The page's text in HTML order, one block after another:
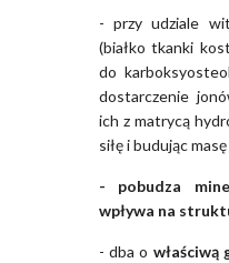
- przy udziale
(białko tkanki
do
dostarczenie
ich z matrycą
siłę i budując
- pobudza
wpływa na
- dba o właściwą